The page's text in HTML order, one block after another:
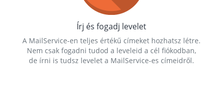
Írj és fogadj levelet
A MailService-en teljes értékű címeket hozhatsz létre.
Nem csak fogadni tudod a leveleid a cél fiókodban,
de írni is tudsz levelet a MailService-es címeidről.